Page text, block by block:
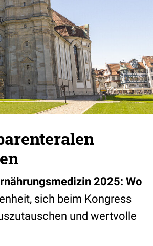
2025: Wo
sich beim Kongress
und wertvolle